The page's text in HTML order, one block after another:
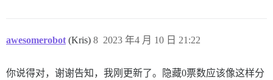
awesomerobot (Kris) 2023 年4 月 10 日 21:22
8
你说得对，谢谢告知，我刚更新了。隐藏0票数应该像这样分